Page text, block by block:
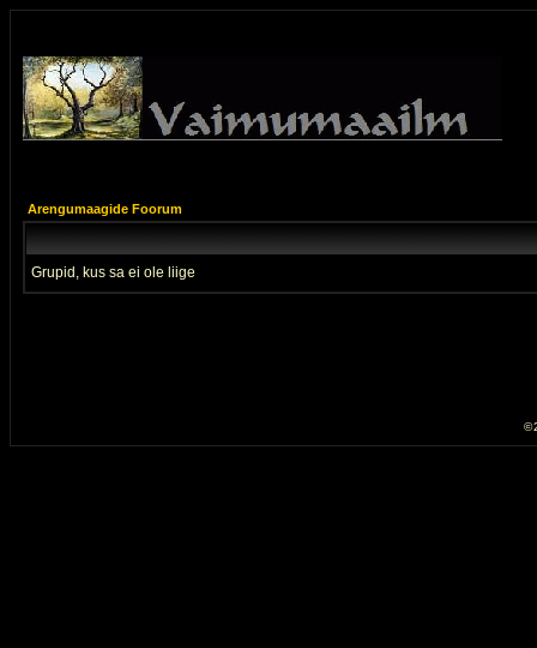
Arengumaagide Foorum
Grupid, kus sa ei ole liige
©